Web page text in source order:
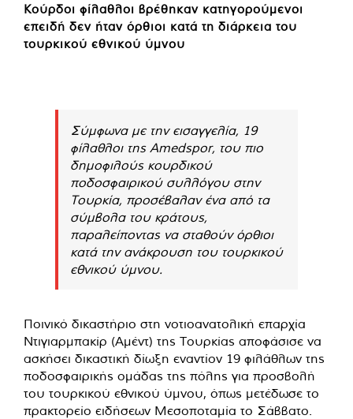
Κούρδοι φίλαθλοι βρέθηκαν κατηγορούμενοι
επειδή δεν ήταν όρθιοι κατά τη διάρκεια του
τουρκικού εθνικού ύμνου
Σύμφωνα με την εισαγγελία, 19
φίλαθλοι της Amedspor, του πιο
δημοφιλούς κουρδικού
ποδοσφαιρικού συλλόγου στην
Τουρκία, προσέβαλαν ένα από τα
σύμβολα του κράτους,
παραλείποντας να σταθούν όρθιοι
κατά την ανάκρουση του τουρκικού
εθνικού ύμνου.
Ποινικό δικαστήριο στη νοτιοανατολική επαρχία
Ντιγιαρμπακίρ (Αμέντ) της Τουρκίας αποφάσισε να
ασκήσει δικαστική δίωξη εναντίον 19 φιλάθλων της
ποδοσφαιρικής ομάδας της πόλης για προσβολή
του τουρκικού εθνικού ύμνου, όπως μετέδωσε το
πρακτορείο ειδήσεων Μεσοποταμία το Σάββατο.